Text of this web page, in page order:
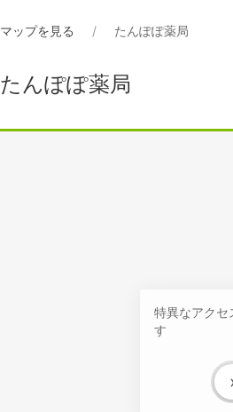
マップを見る たんぽぽ薬局
たんぽぽ薬局
特異なアクセ
す